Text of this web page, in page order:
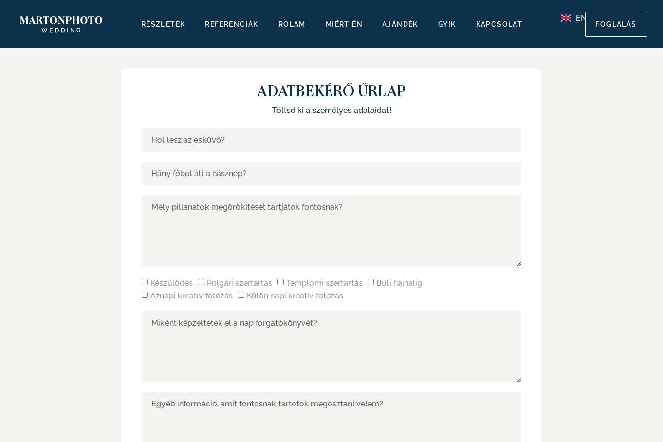
RÉSZLETEK REFERENCIÁK RÓLAM MIÉRT ÉN AJÁNDÉK GYIK KAPCSOLAT
EN
FOGLALÁS
ADATBEKÉRŐ ŰRLAP
Töltsd ki a személyes adataidat!
Készülődés Polgári szertartás Templomi szertartás
Buli hajnalig
Aznapi kreatív fotózás
Külön napi kreatív fotózás